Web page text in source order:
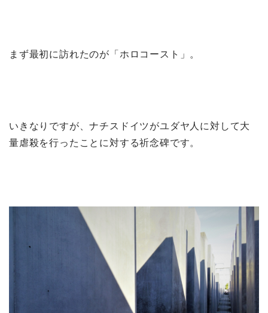
まず最初に訪れたのが「ホロコースト」。
いきなりですが、ナチスドイツがユダヤ人に対して大
量虐殺を行ったことに対する祈念碑です。